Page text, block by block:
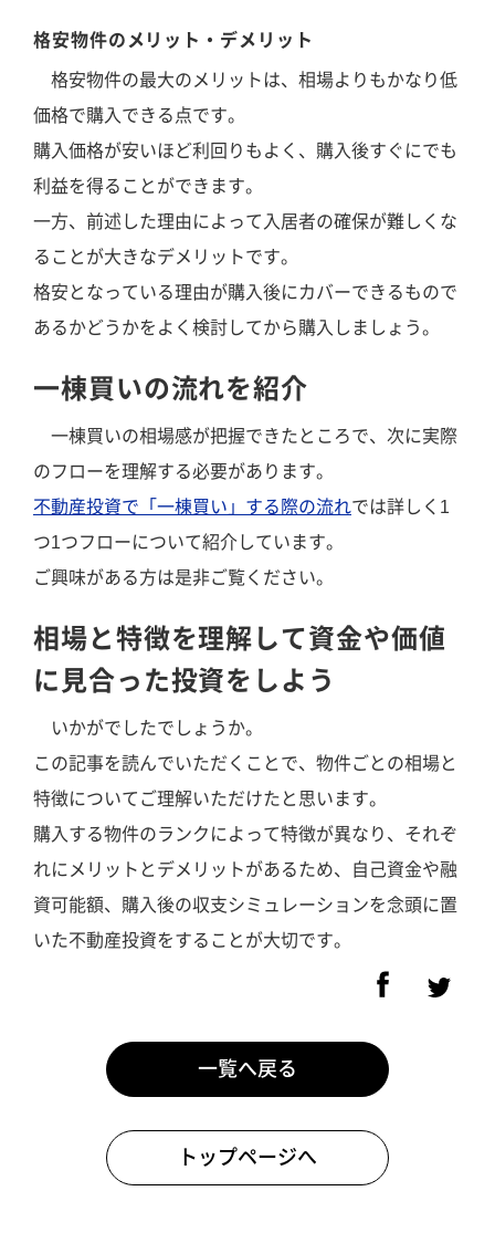
格安物件のメリット・デメリット
格安物件の最大のメリットは、相場よりもかなり低
価格で購入できる点です。
購入価格が安いほど利回りもよく、購入後すぐにでも
利益を得ることができます。
一方、前述した理由によって入居者の確保が難しくな
ることが大きなデメリットです。
格安となっている理由が購入後にカバーできるもので
あるかどうかをよく検討してから購入しましょう。
一棟買いの流れを紹介
一棟買いの相場感が把握できたところで、次に実際
のフローを理解する必要があります。
不動産投資で「一棟買い」する際の流れでは詳しく1
つ1つフローについて紹介しています。
ご興味がある方は是非ご覧ください。
相場と特徴を理解して資金や価値
に見合った投資をしよう
いかがでしたでしょうか。
この記事を読んでいただくことで、物件ごとの相場と
特徴についてご理解いただけたと思います。
購入する物件のランクによって特徴が異なり、それぞ
れにメリットとデメリットがあるため、自己資金や融
資可能額、購入後の収支シミュレーションを念頭に置
いた不動産投資をすることが大切です。
一覧へ戻る
トップページへ